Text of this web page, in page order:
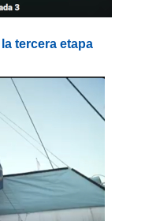
tercera etapa